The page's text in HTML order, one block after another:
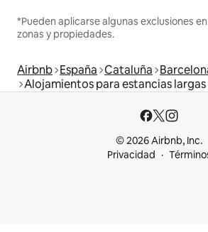
*Pueden aplicarse algunas exclusiones
zonas y propiedades.
Airbnb España Cataluña
Alojamientos para estancias largas
© 2026 Airbnb, Inc.
Privacidad